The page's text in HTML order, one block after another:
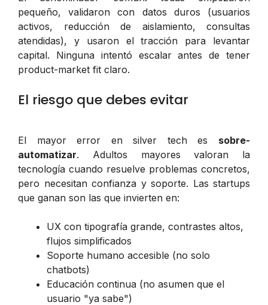
pequeño, validaron con datos duros (usuarios
activos, reducción de aislamiento, consultas
atendidas), y usaron el tracción para levantar
capital. Ninguna intentó escalar antes de tener
product-market fit claro.
El riesgo que debes evitar
El mayor error en silver tech es sobre-
automatizar. Adultos mayores valoran la
tecnología cuando resuelve problemas concretos,
pero necesitan confianza y soporte. Las startups
que ganan son las que invierten en:
UX con tipografía grande, contrastes altos,
flujos simplificados
Soporte humano accesible (no solo
chatbots)
Educación continua (no asumen que el
usuario "ya sabe")